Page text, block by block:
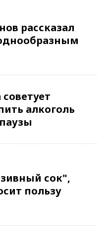
рассказал
алкоголь
сок",
пользу